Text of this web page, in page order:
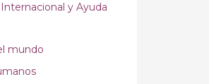
y Ayuda
mundo